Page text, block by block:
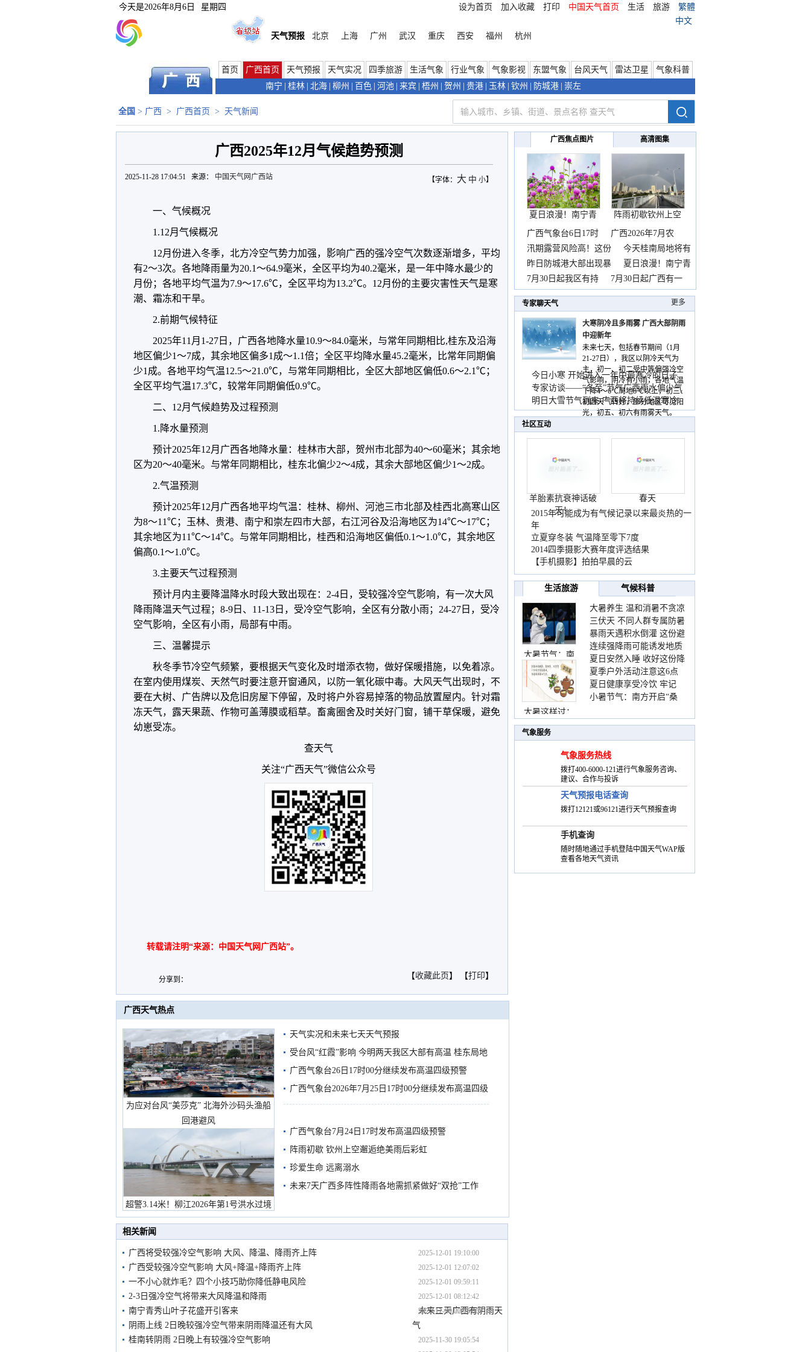
今天是2026年8月6日 星期四 设为首页 加入收藏 打印 中国天气首页 生活 旅游
繁體
中文
天气预报
北京 上海 广州 武汉 重庆 西安 福州 杭州
首页 广西首页 天气预报 天气实况 四季旅游 生活气象 行业气象 气象影视 东盟气象 台风天气 雷达卫星
气象科普
南宁
桂林 北海 柳州 百色 河池 来宾 梧州 贺州 贵港 玉林 钦州 防城港 崇左
全国 > 广西 > 广西首页 > 天气新闻
广西2025年12月气候趋势预测
【字体： 大 中 小】
2025-11-28 17:04:51 来源： 中国天气网广西站
一、气候概况
1.12月气候概况
12月份进入冬季，北方冷空气势力加强，影响广西的强冷空气次数逐渐增多，平均
有2～3次。各地降雨量为20.1～64.9毫米，全区平均为40.2毫米，是一年中降水最少的
月份；各地平均气温为7.9～17.6℃，全区平均为13.2℃。12月份的主要灾害性天气是寒
潮、霜冻和干旱。
2.前期气候特征
2025年11月1-27日，广西各地降水量10.9～84.0毫米，与常年同期相比,桂东及沿海
地区偏少1～7成，其余地区偏多1成～1.1倍；全区平均降水量45.2毫米，比常年同期偏
少1成。各地平均气温12.5～21.0℃，与常年同期相比，全区大部地区偏低0.6～2.1℃；
全区平均气温17.3℃，较常年同期偏低0.9℃。
二、12月气候趋势及过程预测
1.降水量预测
预计2025年12月广西各地降水量：桂林市大部，贺州市北部为40～60毫米；其余地
区为20～40毫米。与常年同期相比，桂东北偏少2～4成，其余大部地区偏少1～2成。
2.气温预测
预计2025年12月广西各地平均气温：桂林、柳州、河池三市北部及桂西北高寒山区
为8～11℃；玉林、贵港、南宁和崇左四市大部，右江河谷及沿海地区为14℃～17℃；
其余地区为11℃～14℃。与常年同期相比，桂西和沿海地区偏低0.1～1.0℃，其余地区
偏高0.1～1.0℃。
3.主要天气过程预测
预计月内主要降温降水时段大致出现在：2-4日，受较强冷空气影响，有一次大风
降雨降温天气过程；8-9日、11-13日，受冷空气影响，全区有分散小雨；24-27日，受冷
空气影响，全区有小雨，局部有中雨。
三、温馨提示
秋冬季节冷空气频繁，要根据天气变化及时增添衣物，做好保暖措施，以免着凉。
在室内使用煤炭、天然气时要注意开窗通风，以防一氧化碳中毒。大风天气出现时，不
要在大树、广告牌以及危旧房屋下停留，及时将户外容易掉落的物品放置屋内。针对霜
冻天气， 露天果蔬、作物可盖薄膜或稻草。畜禽圈舍及时关好门窗，铺干草保暖，避免
幼崽受冻。
查天气
关注“广西天气”微信公众号
转载请注明“来源：中国天气网广西站”。
分享到： 【收藏此页 】 【打印】
广西天气热点
为应对台风“美莎克” 北海外沙码头渔船
回港避风
超警3.14米！柳江2026年第1号洪水过境
市民在堤岸见证汛况
天气实况和未来七天天气预报
受台风“红霞”影响 今明两天我区大部有高温 桂东局地
有较强降雨
广西气象台26日17时00分继续发布高温四级预警
广西气象台2026年7月25日17时00分继续发布高温四级
预警
广西气象台7月24日17时发布高温四级预警
阵雨初歇 钦州上空邂逅绝美雨后彩虹
珍爱生命 远离溺水
未来7天广西多阵性降雨各地需抓紧做好“双抢”工作
相关新闻
广西将受较强冷空气影响 大风、降温、降雨齐上阵 2025-12-01 19:10:00
广西受较强冷空气影响 大风+降温+降雨齐上阵 2025-12-01 12:07:02
一不小心就炸毛？四个小技巧助你降低静电风险 2025-12-01 09:59:11
2-3日强冷空气将带来大风降温和降雨 2025-12-01 08:12:42
未来三天广西有阴雨天
气
2025-12-01 00:05:00
南宁青秀山叶子花盛开引客来 2025-11-30 22:18:55
阴雨上线 2日晚较强冷空气带来阴雨降温还有大风
2025-11-30 19:05:54
桂南转阴雨 2日晚上有较强冷空气影响
广西焦点图片 高清图集
夏日浪漫！南宁青
秀山
阵雨初歇钦州上空
邂逅
广西气象台6日17时
广西2026年7月农
汛期露营风险高！这份
今天桂南局地将有
暴雨
昨日防城港大部出现暴
夏日浪漫！南宁青
秀山
7月30日起我区有持 7月30日起广西有一
专家聊天气 更多
大寒阴冷且多雨雾 广西大部阴雨
中迎新年
未来七天，包括春节期间（1月
21-27日），我区以阴冷天气为
主，初一、初二受中等偏强冷空
气影响，阴冷有小雨，各地气温
下降4～6℃局地8℃以上，初三、
初四天气转好，部分地区可见阳
光，初五、初六有雨雾天气。
今日小寒 开始进入一年中最寒冷的日子
专家访谈——“冬至”节气广西雨水偏少气
温低
明日大雪节气到来 广西将持续低温寒冷
天气
社区互动
羊胎素抗衰神话破
灭！
春天
2015年可能成为有气候记录以来最炎热的一
年
立夏穿冬装 气温降至零下7度
2014四季摄影大赛年度评选结果
【手机摄影】拍拍早晨的云
生活旅游 气候科普
大暑节气：南
大暑这样过：
大暑养生 温和消暑不贪凉
三伏天 不同人群专属防暑
要点请收好
暴雨天遇积水倒灌 这份避
险提示请收好
连续强降雨可能诱发地质
灾害 这些前兆要知道
夏日安然入睡 收好这份降
温小贴士
夏季户外活动注意这6点
防暑健身两不误
夏日健康享受冷饮 牢记
“两注意一控制”
小暑节气：南方开启“桑
季
气象服务
气象服务热线
拨打400-6000-121进行气象服务咨询、
建议、合作与投诉
天气预报电话查询
拨打12121或96121进行天气预报查询
手机查询
随时随地通过手机登陆中国天气WAP版
查看各地天气资讯